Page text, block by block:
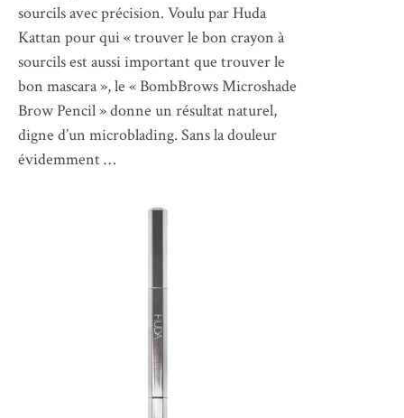
sourcils avec précision. Voulu par Huda
Kattan pour qui « trouver le bon crayon à
sourcils est aussi important que trouver le
bon mascara », le « BombBrows Microshade
Brow Pencil » donne un résultat naturel,
digne d’un microblading. Sans la douleur
évidemment …